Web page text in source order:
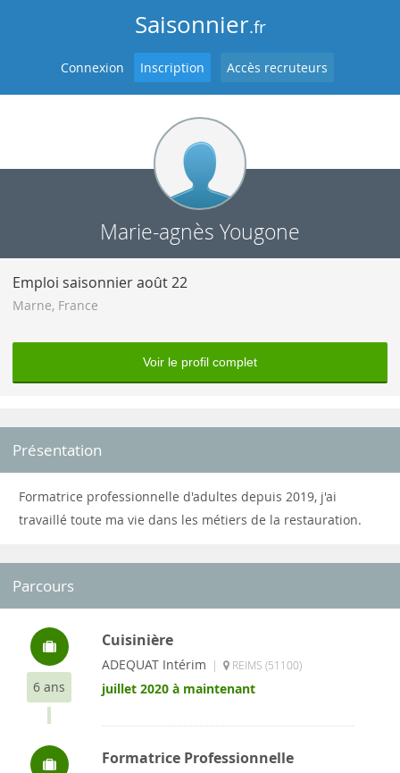
Saisonnier.fr
Connexion Inscription Accès recruteurs
Marie-agnès Yougone
Emploi saisonnier août 22
Marne, France
Voir le profil complet
Présentation
Formatrice professionnelle d'adultes depuis 2019, j'ai
travaillé toute ma vie dans les métiers de la restauration.
Parcours
6 ans
Cuisinière
ADEQUAT Intérim | REIMS (51100)
juillet 2020 à maintenant
Formatrice Professionnelle